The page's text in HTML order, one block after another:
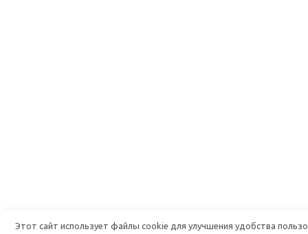
Этот сайт использует файлы cookie для улучшения удобства